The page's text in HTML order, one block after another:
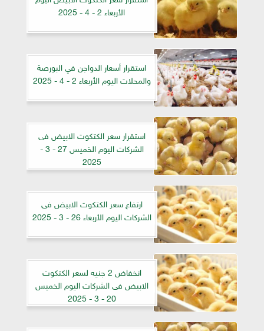
الأربعاء 2 - 4 - 2025
استقرار أسعار الدواجن في البورصة
والمحلات اليوم الأربعاء 2 - 4 - 2025
استقرار سعر الكتكوت الابيض فى
الشركات اليوم الخميس 27 - 3 -
2025
ارتفاع سعر الكتكوت الابيض فى
الشركات اليوم الأربعاء 26 - 3 - 2025
انخفاض 2 جنيه لسعر الكتكوت
الابيض فى الشركات اليوم الخميس
20 - 3 - 2025